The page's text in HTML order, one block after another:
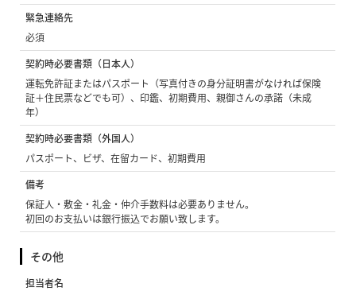
緊急連絡先
必須
契約時必要書類（日本人）
運転免許証またはパスポート（写真付きの身分証明書がなければ保険
証＋住民票などでも可）、印鑑、初期費用、親御さんの承諾（未成
年）
契約時必要書類（外国人）
パスポート、ビザ、在留カード、初期費用
備考
保証人・敷金・礼金・仲介手数料は必要ありません。
初回のお支払いは銀行振込でお願い致します。
その他
担当者名